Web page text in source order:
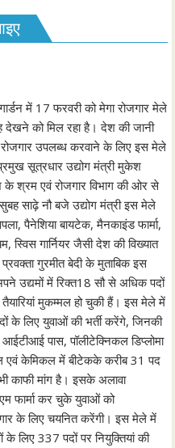
में 17 फरवरी को मेगा रोजगार मेले
को मिल रहा है। देश की जानी
उपलब्ध करवाने के लिए इस मेले
सूत्रधार उद्योग मंत्री मुकेश
के श्रम एवं रोजगार विभाग की ओर से
साढ़े नौ बजे उद्योग मंत्री इस मेले
पैनेशिया बायटेक, मैनकाइंड फार्मा,
स्विस गार्नियर जैसी देश की विख्यात
गुरमीत बेदी के मुताबिक इस
उद्यमों में रिक्त18 सौ से अधिक पदों
मुकम्मल हो चुकी हैं। इस मेले में
के लिए युवाओं की भर्ती करेंगे, जिनकी
पास, पॉलीटेक्निकल डिप्लोमा
एवं केमिकल में बीटेकके करीब 31 पद
काफी मांग है। इसके अलावा
एम फार्मा कर चुके युवाओं को
के लिए चयनित करेंगी। इस मेले में
लिए 337 पदों पर नियुक्तियां की